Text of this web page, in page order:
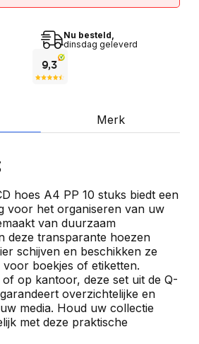
Nu besteld,
dinsdag geleverd
Merk
hoes A4 PP 10 stuks biedt een
voor het organiseren van uw
van duurzaam
deze transparante hoezen
schijven en beschikken ze
boekjes of etiketten.
op kantoor, deze set uit de Q-
overzichtelijke en
media. Houd uw collectie
met deze praktische